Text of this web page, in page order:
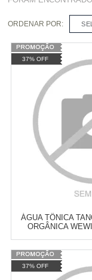
ORDENAR POR:
37% OFF
ÁGUA TÔNICA
ORGÂNICA
Varejo:
Atacado: R$ 2.550,90
37% OFF